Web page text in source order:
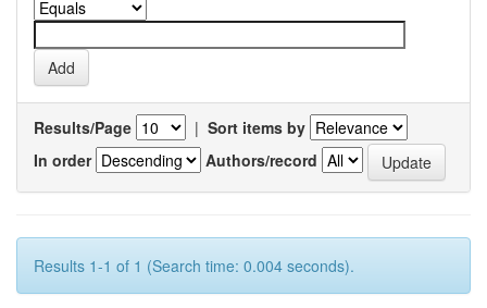
Results/Page | Sort items by
In order
Authors/record
Results 1-1 of 1 (Search time: 0.004 seconds).